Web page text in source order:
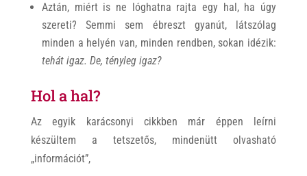
Aztán, miért is ne lóghatna rajta egy hal, ha úgy
szereti? Semmi sem ébreszt gyanút, látszólag
minden a helyén van, minden rendben, sokan idézik:
tehát igaz. De, tényleg igaz?
Hol a hal?
Az egyik karácsonyi cikkben már éppen leírni
készültem a tetszetős, mindenütt olvasható
„információt”,